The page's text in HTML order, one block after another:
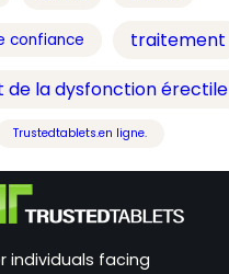
confiance
traitement
la dysfonction érectile
Trustedtablets.en ligne.
individuals facing